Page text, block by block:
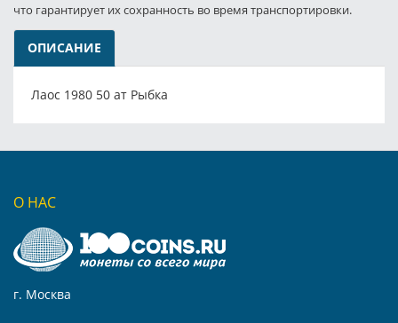
что гарантирует их сохранность во время транспортировки.
ОПИСАНИЕ
Лаос 1980 50 ат Рыбка
О НАС
г. Москва